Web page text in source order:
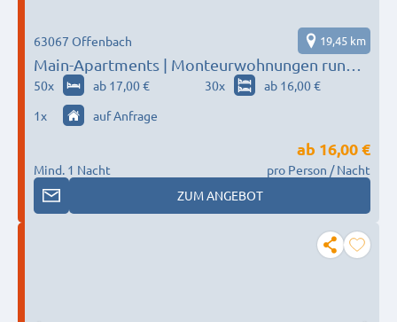
Main-Apartments | Monteurwohnungen rund
um Frankfurt / nähe Flughafen
63067 Offenbach 19,45 km
50x ab 17,00 € 30x
ab 16,00 €
1x auf Anfrage
Mind. 1 Nacht
ab 16,00 €
pro Person / Nacht
ZUM ANGEBOT